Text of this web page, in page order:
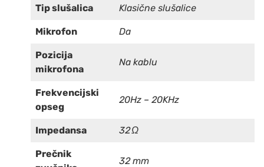
Tip slušalica Klasične slušalice
Mikrofon Da
Pozicija
mikrofona
Na kablu
Frekvencijski
opseg
20Hz – 20KHz
Impedansa 32 Ω
Prečnik
32 mm